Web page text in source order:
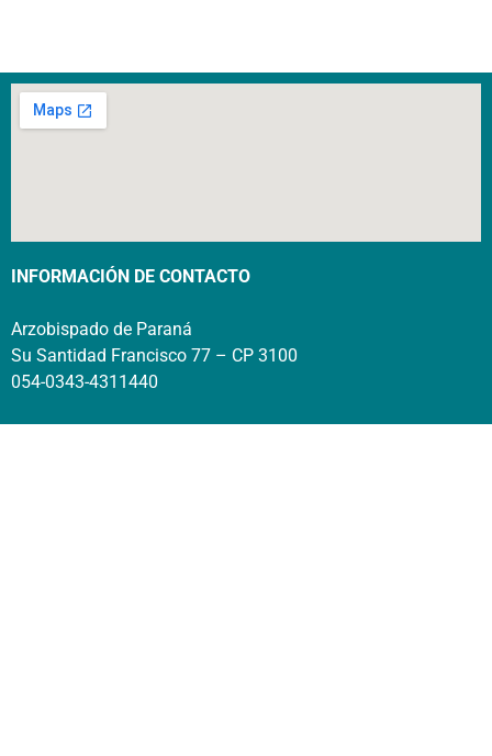
INFORMACIÓN DE CONTACTO
Arzobispado de Paraná
Su Santidad Francisco 77 – CP 3100
054-0343-4311440